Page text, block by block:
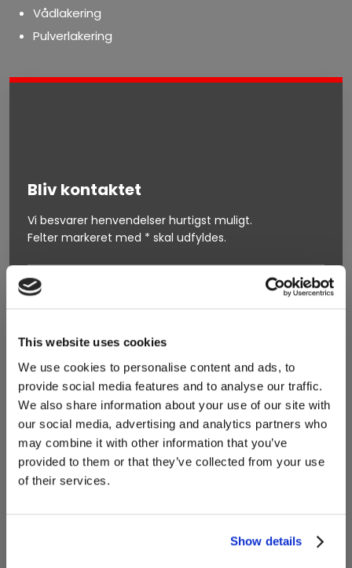
This website uses cookies
We use cookies to personalise content and ads, to
provide social media features and to analyse our traffic.
We also share information about your use of our site with
our social media, advertising and analytics partners who
may combine it with other information that you’ve
provided to them or that they’ve collected from your use
of their services.
Show details
Vådlakering
Pulverlakering​
Bliv kontaktet
Vi besvarer henvendelser hurtigst muligt.
​Felter markeret med * skal udfyldes.
Vedhæftning
Vedhæftning